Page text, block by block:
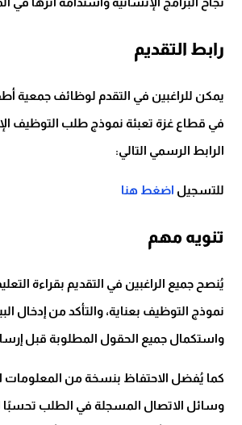
رابط التقديم
يمكن للراغبين في التقدم لوظائف جمعية
في قطاع غزة تعبئة نموذج طلب التوظيف
الرابط الرسمي التالي:
للتسجيل اضغط هنا
تنويه مهم
يُنصح جميع الراغبين في التقديم بقراءة
نموذج التوظيف بعناية، والتأكد من إدخال
واستكمال جميع الحقول المطلوبة قبل
كما يُفضل الاحتفاظ بنسخة من المعلومات
وسائل الاتصال المسجلة في الطلب